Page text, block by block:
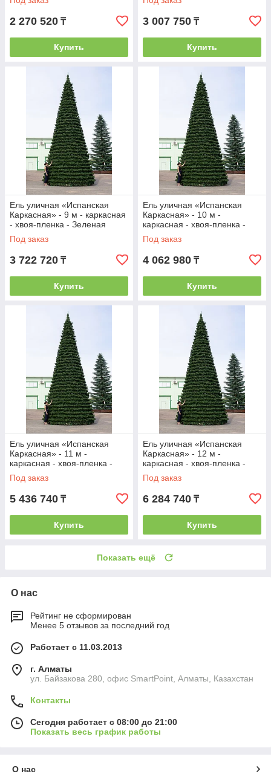
2 270 520 ₸
Купить
3 007 750 ₸
Купить
Ель уличная «Испанская
Каркасная» - 9 м - каркасная
- хвоя-пленка - Зеленая
Под заказ
3 722 720 ₸
Купить
Ель уличная «Испанская
Каркасная» - 10 м -
каркасная - хвоя-пленка -
Зеленая
Под заказ
4 062 980 ₸
Купить
Ель уличная «Испанская
Каркасная» - 11 м -
каркасная - хвоя-пленка -
Зеленая
Под заказ
5 436 740 ₸
Купить
Ель уличная «Испанская
Каркасная» - 12 м -
каркасная - хвоя-пленка -
Зеленая
Под заказ
6 284 740 ₸
Купить
Показать ещё
О нас
Рейтинг не сформирован
Менее 5 отзывов за последний год
Работает с 11.03.2013
г. Алматы
ул. Байзакова 280, офис SmartPoint, Алматы, Казахстан
Контакты
Сегодня работает с 08:00 до 21:00
Показать весь график работы
О нас